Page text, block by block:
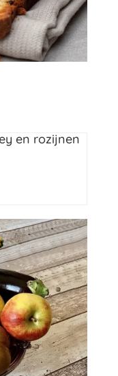
en rozijnen